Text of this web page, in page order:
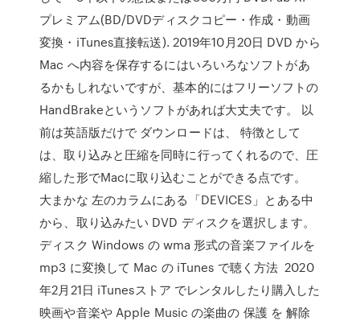
プレミアム(BD/DVDディスクコピー・作成・動画
変換・iTunes直接転送). 2019年10月20日 DVD から
Mac へ内容を保存するにはいろいろなソフトがあ
るかもしれないですが、基本的にはフリーソフトの
HandBrakeというソフトがあれば大丈夫です。 以
前は英語版だけで ダウンロードは、 特徴として
は、取り込みと圧縮を同時に行ってくれるので、圧
縮した形でMacに取り込むことができる点です。
大まかな 左のカラムにある「DEVICES」とある中
から、取り込みたい DVD ディスクを選択します。
ディスク Windows の wma 形式の音楽ファイルを
mp3 に変換して Mac の iTunes で聴く方法 2020
年2月21日 iTunesストア でレンタルしたり購入した
映画や音楽や Apple Music の楽曲の 保護 を 解除